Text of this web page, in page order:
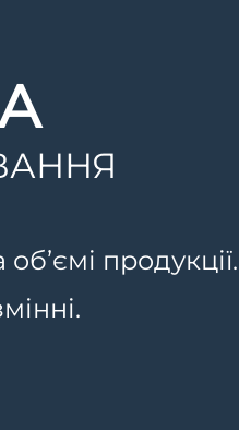
рогового шару шкіри.
I-VI типи за Фітцпатриком
продукції.